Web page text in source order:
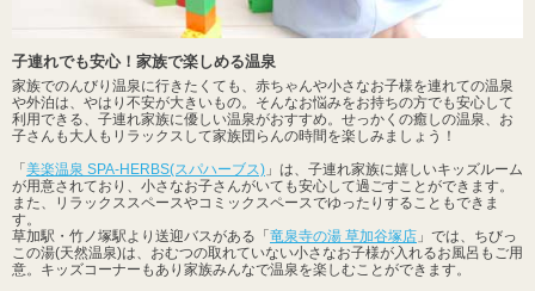
子連れでも安心！家族で楽しめる温泉
家族でのんびり温泉に行きたくても、赤ちゃんや小さなお子様を連れての温泉
や外泊は、やはり不安が大きいもの。そんなお悩みをお持ちの方でも安心して
利用できる、子連れ家族に優しい温泉がおすすめ。せっかくの癒しの温泉、お
子さんも大人もリラックスして家族団らんの時間を楽しみましょう！
「美楽温泉 SPA-HERBS(スパハーブス) 」は、子連れ家族に嬉しいキッズルーム
が用意されており、小さなお子さんがいても安心して過ごすことができます。
また、リラックススペースやコミックスペースでゆったりすることもできま
す。
草加駅・竹ノ塚駅より送迎バスがある「竜泉寺の湯 草加谷塚店 」では、ちびっ
この湯(天然温泉)は、おむつの取れていない小さなお子様が入れるお風呂もご用
意。キッズコーナーもあり家族みんなで温泉を楽しむことができます。